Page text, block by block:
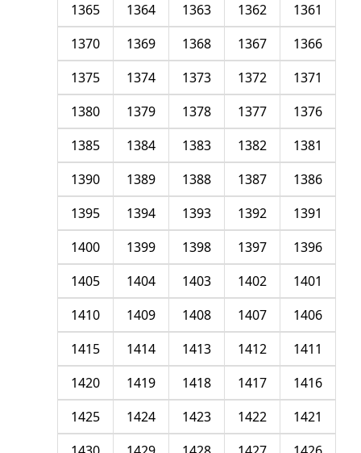
1361
1362
1363
1364
1365
1366
1367
1368
1369
1370
1371
1372
1373
1374
1375
1376
1377
1378
1379
1380
1381
1382
1383
1384
1385
1386
1387
1388
1389
1390
1391
1392
1393
1394
1395
1396
1397
1398
1399
1400
1401
1402
1403
1404
1405
1406
1407
1408
1409
1410
1411
1412
1413
1414
1415
1416
1417
1418
1419
1420
1421
1422
1423
1424
1425